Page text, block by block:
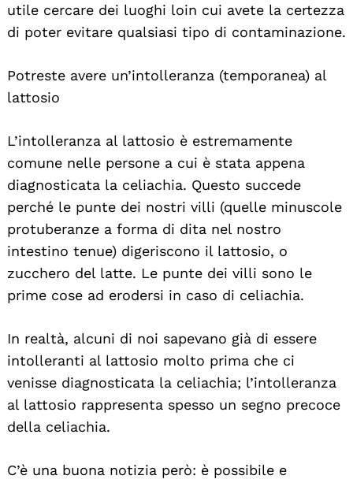
utile cercare dei luoghi loin cui avete la certezza
di poter evitare qualsiasi tipo di contaminazione.
Potreste avere un’intolleranza (temporanea) al
lattosio
L’intolleranza al lattosio è estremamente
comune nelle persone a cui è stata appena
diagnosticata la celiachia. Questo succede
perché le punte dei nostri villi (quelle minuscole
protuberanze a forma di dita nel nostro
intestino tenue) digeriscono il lattosio, o
zucchero del latte. Le punte dei villi sono le
prime cose ad erodersi in caso di celiachia.
In realtà, alcuni di noi sapevano già di essere
intolleranti al lattosio molto prima che ci
venisse diagnosticata la celiachia; l’intolleranza
al lattosio rappresenta spesso un segno precoce
della celiachia.
C’è una buona notizia però: è possibile e